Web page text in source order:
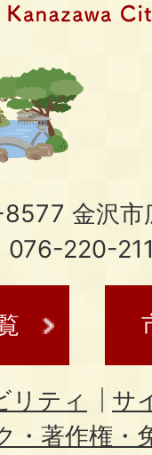
金沢市
220-
リティ
サ
・著作権・